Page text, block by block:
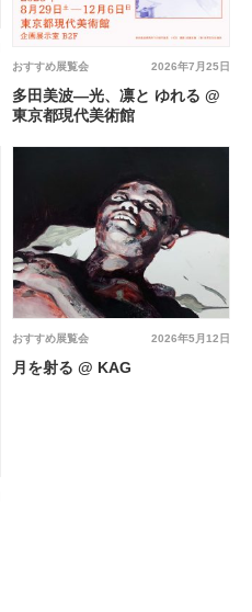
2026年7月25日
おすすめ展覧会
多田美波―光、凛と ゆれる @
東京都現代美術館
2026年5月12日
おすすめ展覧会
月を射る @ KAG